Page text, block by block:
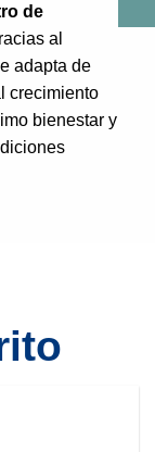
de
al
adapta de
crecimiento
bienestar y